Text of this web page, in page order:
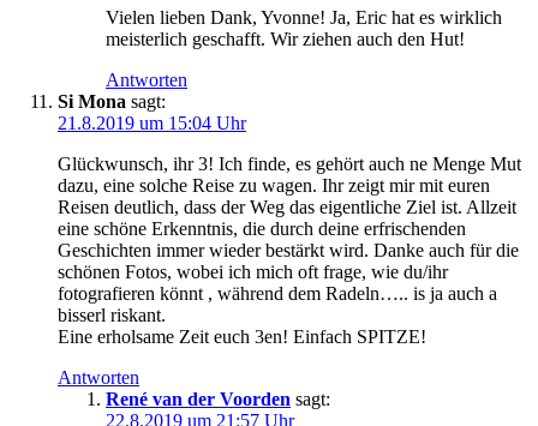
Vielen lieben Dank, Yvonne! Ja, Eric hat es wirklich
meisterlich geschafft. Wir ziehen auch den Hut!
Antworten
Si Mona sagt:
21.8.2019 um 15:04 Uhr
Glückwunsch, ihr 3! Ich finde, es gehört auch ne Menge Mut
dazu, eine solche Reise zu wagen. Ihr zeigt mir mit euren
Reisen deutlich, dass der Weg das eigentliche Ziel ist. Allzeit
eine schöne Erkenntnis, die durch deine erfrischenden
Geschichten immer wieder bestärkt wird. Danke auch für die
schönen Fotos, wobei ich mich oft frage, wie du/ihr
fotografieren könnt , während dem Radeln….. is ja auch a
bisserl riskant.
Eine erholsame Zeit euch 3en! Einfach SPITZE!
Antworten
René van der Voorden sagt:
22.8.2019 um 21:57 Uhr